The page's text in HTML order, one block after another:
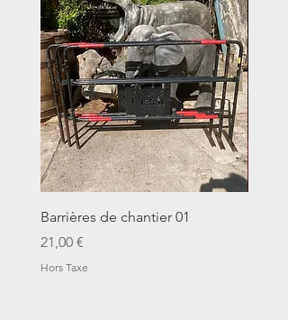
Barrières de chantier 01
Prix
21,00 €
Hors Taxe